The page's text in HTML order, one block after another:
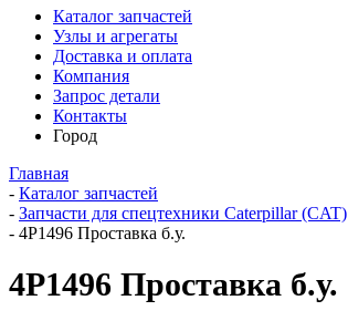
Каталог запчастей
Узлы и агрегаты
Доставка и оплата
Компания
Запрос детали
Контакты
Город
Главная
- Каталог запчастей
- Запчасти для спецтехники Caterpillar (CAT)
- 4P1496 Проставка б.у.
4P1496 Проставка б.у.